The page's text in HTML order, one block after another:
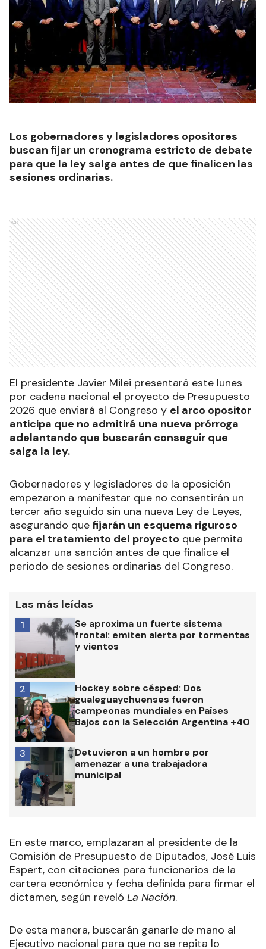
Los gobernadores y legisladores opositores
buscan fijar un cronograma estricto de debate
para que la ley salga antes de que finalicen las
sesiones ordinarias.
Ads
El presidente Javier Milei presentará este lunes
por cadena nacional el proyecto de Presupuesto
2026 que enviará al Congreso y el arco opositor
anticipa que no admitirá una nueva prórroga
adelantando que buscarán conseguir que
salga la ley.
Gobernadores y legisladores de la oposición
empezaron a manifestar que no consentirán un
tercer año seguido sin una nueva Ley de Leyes,
asegurando que fijarán un esquema riguroso
para el tratamiento del proyecto que permita
alcanzar una sanción antes de que finalice el
periodo de sesiones ordinarias del Congreso.
Las más leídas
Se aproxima un fuerte sistema
frontal: emiten alerta por tormentas
y vientos
1
Hockey sobre césped: Dos
gualeguaychuenses fueron
campeonas mundiales en Países
Bajos con la Selección Argentina +40
2
Detuvieron a un hombre por
amenazar a una trabajadora
municipal
3
En este marco, emplazaran al presidente de la
Comisión de Presupuesto de Diputados, José Luis
Espert, con citaciones para funcionarios de la
cartera económica y fecha definida para firmar el
dictamen, según reveló La Nación.
De esta manera, buscarán ganarle de mano al
Ejecutivo nacional para que no se repita lo